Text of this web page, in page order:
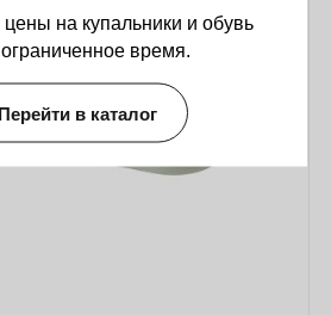
на купальники и обувь
ограниченное время.
Перейти в каталог